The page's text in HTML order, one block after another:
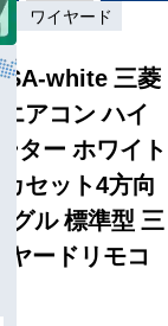
ワイヤード
white 三菱
アコン ハイ
ター ホワイト
セット4方向
グル 標準型 三
ードリモコ